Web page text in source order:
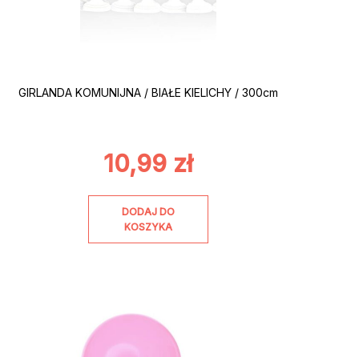
GIRLANDA KOMUNIJNA / BIAŁE KIELICHY / 300cm
10,99 zł
DODAJ DO
KOSZYKA